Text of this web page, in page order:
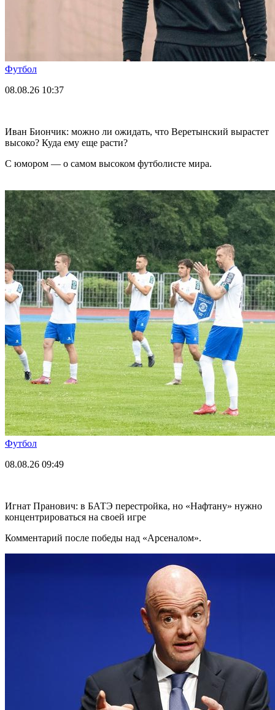
Футбол
08.08.26 10:37
Иван Биончик: можно ли ожидать, что Веретынский вырастет
высоко? Куда ему еще расти?
С юмором — о самом высоком футболисте мира.
Футбол
08.08.26 09:49
Игнат Пранович: в БАТЭ перестройка, но «Нафтану» нужно
концентрироваться на своей игре
Комментарий после победы над «Арсеналом».